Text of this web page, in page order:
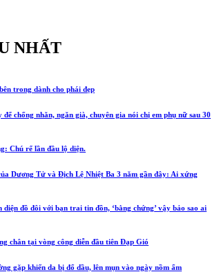
NHẤT
trong dành cho phái đẹp
chống nhăn, ngăn già, chuyên gia nói chị em phụ nữ sau 30
Chú rể lần đầu lộ diện.
Dương Tử và Địch Lệ Nhiệt Ba 3 năm gần đây: Ai xứng
diện đồ đôi với bạn trai tin đồn, ‘bằng chứng’ vậy bảo sao ai
chân tại vòng công diễn đầu tiên Đạp Gió
gặp khiến da bị đổ dầu, lên mụn vào ngày nồm ẩm